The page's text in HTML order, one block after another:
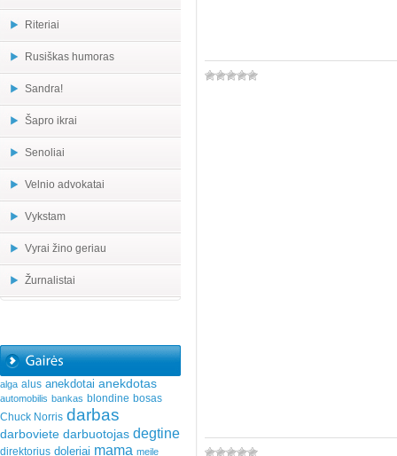
Riteriai
Rusiškas humoras
Sandra!
Šapro ikrai
Senoliai
Velnio advokatai
Vykstam
Vyrai žino geriau
Žurnalistai
alga alus anekdotai anekdotas
automobilis bankas blondine bosas
Chuck Norris darbas
darboviete darbuotojas degtine
direktorius doleriai mama meile